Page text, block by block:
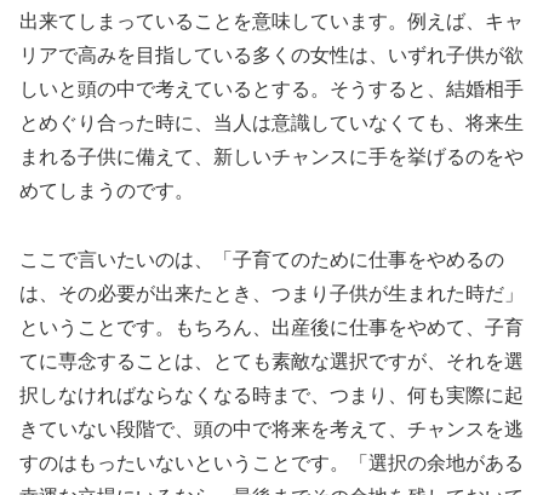
出来てしまっていることを意味しています。例えば、キャ
リアで高みを目指している多くの女性は、いずれ子供が欲
しいと頭の中で考えているとする。そうすると、結婚相手
とめぐり合った時に、当人は意識していなくても、将来生
まれる子供に備えて、新しいチャンスに手を挙げるのをや
めてしまうのです。
ここで言いたいのは、「子育てのために仕事をやめるの
は、その必要が出来たとき、つまり子供が生まれた時だ」
ということです。もちろん、出産後に仕事をやめて、子育
てに専念することは、とても素敵な選択ですが、それを選
択しなければならなくなる時まで、つまり、何も実際に起
きていない段階で、頭の中で将来を考えて、チャンスを逃
すのはもったいないということです。「選択の余地がある